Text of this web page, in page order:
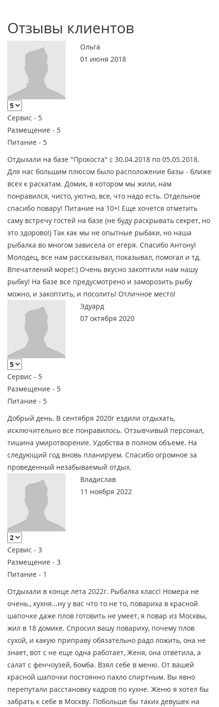
Отзывы клиентов
Ольга
01 июня 2018
Сервис - 5
Размещение - 5
Питание - 5
Отдыхали на базе "Прокоста" с 30.04.2018 по 05.05.2018.
Для нас большим плюсом было расположение базы - ближе
всех к раскатам. Домик, в котором мы жили, нам
понравился, чисто, уютно, все, что надо есть. Отдельное
спасибо повару! Питание на 10+! Еще хочется отметить
саму встречу гостей на базе (не буду раскрывать секрет, но
это здорово!) Так как мы не опытные рыбаки, но наша
рыбалка во многом зависела от егеря. Спасибо Антону!
Молодец, все нам рассказывал, показывал, помогал и тд.
Впечатлений море!:) Очень вкусно закоптили нам нашу
рыбку! На базе все предусмотрено и заморозить рыбу
можно, и закоптить, и посолить! Отличное место!
Эдуард
07 октября 2020
Сервис - 5
Размещение - 5
Питание - 5
Добрый день. В сентября 2020г ездили отдыхать,
исключительно все понравилось. Отзывчивый персонал,
тишина умиротворение. Удобства в полном объеме. На
следующий год вновь планируем. Спасибо огромное за
проведенный незабываемый отдых.
Владислав
11 ноября 2022
Сервис - 3
Размещение - 3
Питание - 1
Отдыхали в конце лета 2022г. Рыбалка класс! Номера не
очень., кухня...ну у вас что то не то, повариха в красной
шапочке даже плов готовить не умеет, я повар из Москвы,
жил в 18 домике. Спросил вашу повариху, почему плов
сухой, и какую приправу обязательно радо ложить, она не
знает, вот с не еще одна работает, Женя, она ответила, а
салат с фенчоузей, бомба. Взял себе в меню. От вашей
красной шапочки постоянно пахло спиртным. Вы явно
перепутали расстановку кадров по кухне. Женю я хотел бы
забрать к себе в Москву. Побольше бы таких девушек на